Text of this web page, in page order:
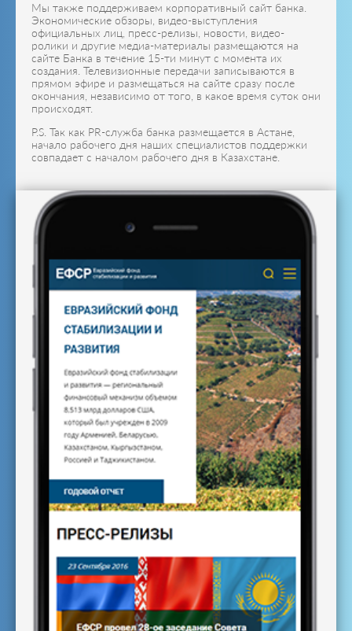
Мы также поддерживаем корпоративный сайт банка.
Экономические обзоры, видео-выступления
официальных лиц, пресс-релизы, новости, видео-
ролики и другие медиа-материалы размещаются на
сайте Банка в течение 15-ти минут с момента их
создания. Телевизионные передачи записываются в
прямом эфире и размещаться на сайте сразу после
окончания, независимо от того, в какое время суток они
происходят.
P.S. Так как PR-служба банка размещается в Астане,
начало рабочего дня наших специалистов поддержки
совпадает с началом рабочего дня в Казахстане.